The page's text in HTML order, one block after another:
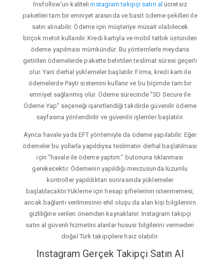
İnsfollow'un kaliteliinstagram takipçi satın al ücretsiz
paketleri tam bir emniyet arasında ve basit ödeme şekilleri ile
satın alınabilir. Ödeme için müşteriye müsait olabilecek
birçok metot kullanılır. Kredi kartıyla ve mobil tatbik üstünden
ödeme yapılması mümkündür. Bu yöntemlerle meydana
getirilen ödemelerde pakette belirtilen teslimat süresi geçerli
olur. Yani derhal yüklemeler başlatılır. Firma, kredi kartı ile
ödemelerde Paytr sistemini kullanır ve bu biçimde tam bir
emniyet sağlanmış olur. Ödeme sürecinde "3D Secure ile
Ödeme Yap" seçeneği işaretlendiği takdirde güvenilir ödeme
sayfasına yönlendirilir ve güvenilir işlemler başlatılır.
Ayrıca havale yada EFT yöntemiyle da ödeme yapılabilir. Eğer
ödemeler bu yollarla yapıldıysa teslimatın derhal başlatılması
için "havale ile ödeme yaptım." butonuna tıklanması
gerekecektir. Ödemenin yapıldığı mevzusunda lüzumlu
kontroller yapıldıktan sonrasında yüklemeler
başlatılacaktır.Yükleme için hesap şifrelerinin istenmemesi,
ancak bağlantı verilmesinin ehil oluşu da alan kişi bilgilerinin
gizliliğine verilen önemden kaynaklanır. Instagram takipçi
satın al güvenli hizmetini alanlar hususi bilgilerini vermeden
doğal Türk takipçilere haiz olabilir.
Instagram Gerçek Takipçi Satın Al